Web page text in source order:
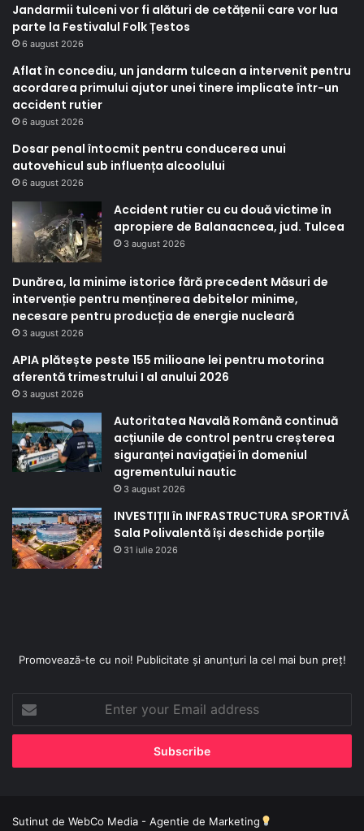
Jandarmii tulceni vor fi alături de cetățenii care vor lua
parte la Festivalul Folk Țestos
6 august 2026
Aflat în concediu, un jandarm tulcean a intervenit pentru
acordarea primului ajutor unei tinere implicate într-un
accident rutier
6 august 2026
Dosar penal întocmit pentru conducerea unui
autovehicul sub influența alcoolului
6 august 2026
Accident rutier cu cu două victime în
apropiere de Balanacncea, jud. Tulcea
3 august 2026
Dunărea, la minime istorice fără precedent Măsuri de
intervenție pentru menținerea debitelor minime,
necesare pentru producția de energie nucleară
3 august 2026
APIA plătește peste 155 milioane lei pentru motorina
aferentă trimestrului I al anului 2026
3 august 2026
Autoritatea Navală Română continuă
acțiunile de control pentru creșterea
siguranței navigației în domeniul
agrementului nautic
3 august 2026
INVESTIȚII în INFRASTRUCTURA SPORTIVĂ
Sala Polivalentă își deschide porțile
31 iulie 2026
Promovează-te cu noi! Publicitate și anunțuri la cel mai bun preț!
your
Email
Sutinut de WebCo Media - Agentie de Marketing